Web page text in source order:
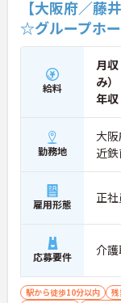
【大阪府／
☆グループホ
給料
月収
み）
年収
勤務地
大
近
雇用形態 正
応募要件 介
駅から徒歩10分以内